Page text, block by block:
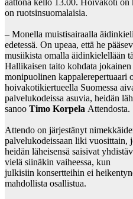
aattona kello 13.00. Hoivakoti on
on ruotsinsuomalaisia.
– Monella muistisairaalla
edetessä. On upeaa, että he
musiikista omalla äidinkielellään
Hallikaisen taito kohdata
monipuolinen kappalerepertuaari
hoivakotikiertueella Suomessa
palvelukodeissa asuvia, heidän
sanoo Timo Korpela Attendosta.
Attendo on järjestänyt
palvelukodeissaan liki vuosittain,
heidän läheisensä saisivat
vielä siinäkin vaiheessa, kun
julkisiin konsertteihin ei
mahdollista osallistua.